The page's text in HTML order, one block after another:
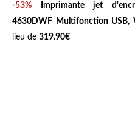
-53% Imprimante jet
4630DWF Multifonction USB,
lieu de 319.90€